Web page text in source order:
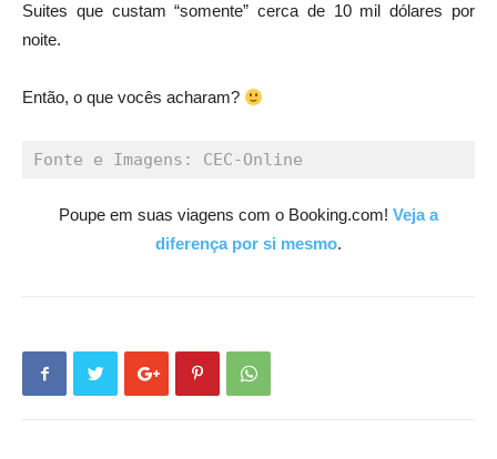
Suites que custam “somente” cerca de 10 mil dólares por
noite.
Então, o que vocês acharam?
Fonte e Imagens: CEC-Online
Poupe em suas viagens com o Booking.com! Veja a
diferença por si mesmo.